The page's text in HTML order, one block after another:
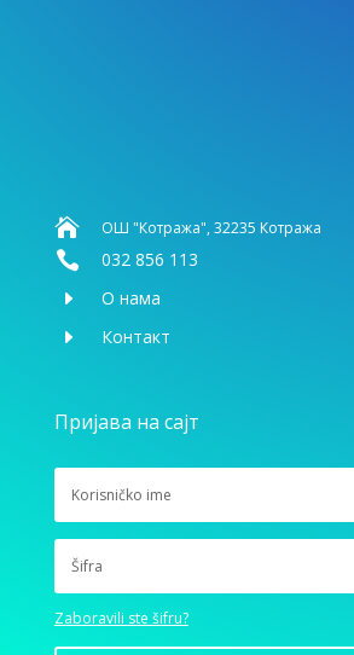
 ОШ "Котража", 32235 Котража
 032 856 113
E О нама
E Контакт
Пријава на сајт
Zaboravili ste šifru?